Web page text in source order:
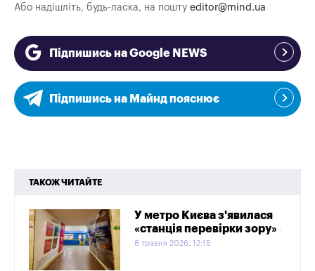
Або надішліть, будь-ласка, на пошту editor@mind.ua
Підпишись на Google NEWS
Підпишись на Майнд пояснює
ТАКОЖ ЧИТАЙТЕ
У метро Києва з'явилася
«станція перевірки зору»
8 травня 2026, 12:15